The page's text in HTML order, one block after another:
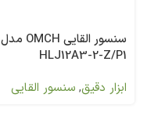
سنسور القایی OMCH مدل
HLJ12A3-2-Z/P1
ابزار دقیق, سنسور القایی